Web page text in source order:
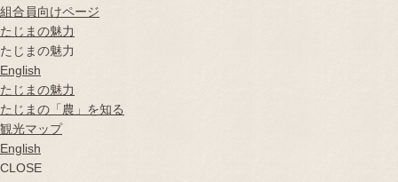
組合員向けページ
たじまの魅力
たじまの魅力
English
たじまの魅力
たじまの「農」を知る
観光マップ
English
CLOSE